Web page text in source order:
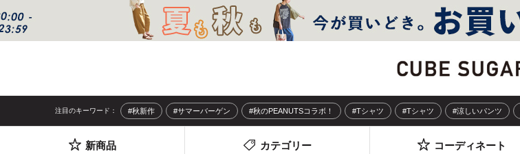
注目のキーワード： #秋新作 #サマーバーゲン #秋のPEANUTSコラボ！ #Tシャツ #Tシャツ #涼しいパンツ
新商品 カテゴリー コーディネート